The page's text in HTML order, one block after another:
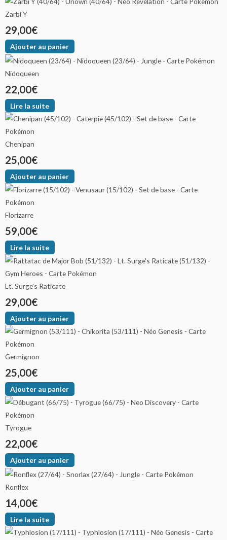
Zarbi Y
29,00€
Ajouter au panier
Nidoqueen
22,00€
Lire la suite
Chenipan
25,00€
Ajouter au panier
Florizarre
59,00€
Lire la suite
Lt. Surge’s Raticate
29,00€
Ajouter au panier
Germignon
25,00€
Ajouter au panier
Tyrogue
22,00€
Ajouter au panier
Ronflex
14,00€
Lire la suite